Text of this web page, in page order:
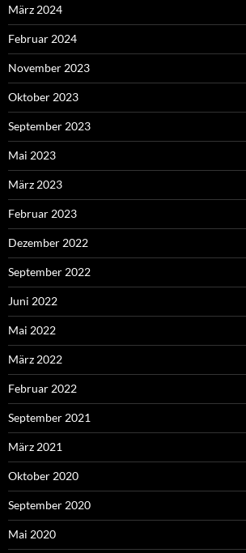
März 2024
Februar 2024
November 2023
Oktober 2023
September 2023
Mai 2023
März 2023
Februar 2023
Dezember 2022
September 2022
Juni 2022
Mai 2022
März 2022
Februar 2022
September 2021
März 2021
Oktober 2020
September 2020
Mai 2020